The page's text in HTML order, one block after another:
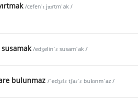
/cefenˈɪ jɯrtmˈak /
/edʒelinˈɛ susamˈak /
bulunmaz /ˈedʒɛlɛ tʃaɾˈɛ buɫʊnmˈaz /